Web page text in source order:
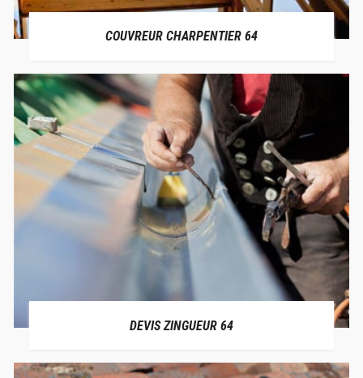
COUVREUR CHARPENTIER 64
DEVIS ZINGUEUR 64